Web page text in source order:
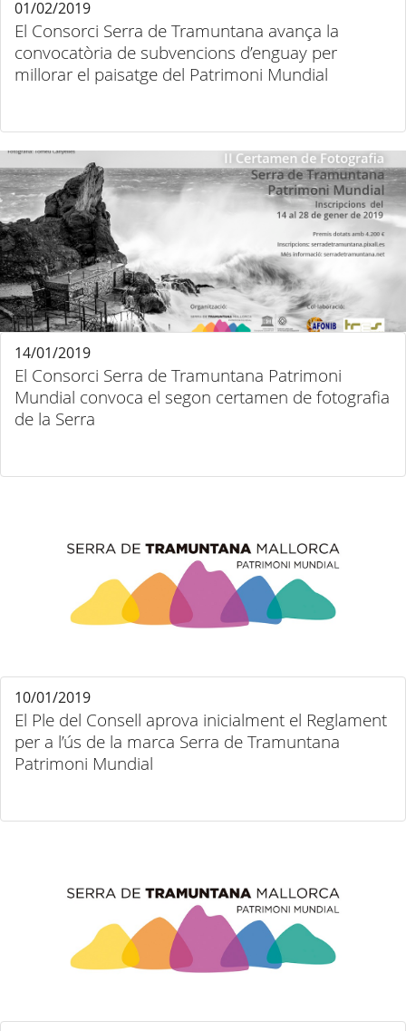
El Consorci Serra de Tramuntana avança la
convocatòria de subvencions d’enguay per
millorar el paisatge del Patrimoni Mundial
01/02/2019
El Consorci Serra de Tramuntana Patrimoni
Mundial convoca el segon certamen de fotografia
de la Serra
14/01/2019
El Ple del Consell aprova inicialment el Reglament
per a l’ús de la marca Serra de Tramuntana
Patrimoni Mundial
10/01/2019